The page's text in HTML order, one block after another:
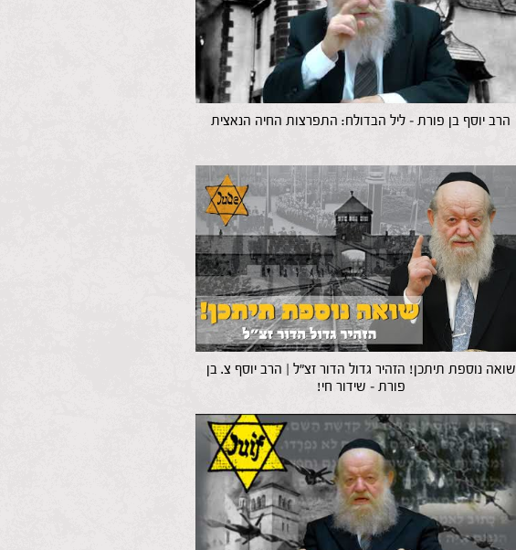
הרב יוסף בן פורת – ליל הבדולח: התפרצות החיה הנאצית
שואה נוספת תיתכן! הזהיר גדול הדור זצ"ל | הרב יוסף צ. בן
פורת – שידור חי!